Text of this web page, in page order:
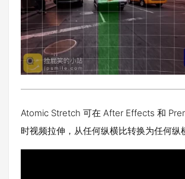
Atomic Stretch 可在 After Effects 和
时视频拉伸，从任何纵横比转换为任何纵